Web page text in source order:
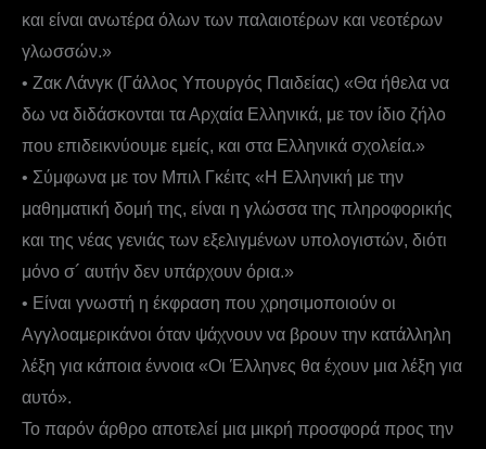
και είναι ανωτέρα όλων των παλαιοτέρων και νεοτέρων
γλωσσών.»
• Ζακ Λάνγκ (Γάλλος Υπουργός Παιδείας) «Θα ήθελα να
δω να διδάσκονται τα Αρχαία Ελληνικά, με τον ίδιο ζήλο
που επιδεικνύουμε εμείς, και στα Ελληνικά σχολεία.»
• Σύμφωνα με τον Μπιλ Γκέιτς «Η Ελληνική με την
μαθηματική δομή της, είναι η γλώσσα της πληροφορικής
και της νέας γενιάς των εξελιγμένων υπολογιστών, διότι
μόνο σ´ αυτήν δεν υπάρχουν όρια.»
• Είναι γνωστή η έκφραση που χρησιμοποιούν οι
Αγγλοαμερικάνοι όταν ψάχνουν να βρουν την κατάλληλη
λέξη για κάποια έννοια «Οι Έλληνες θα έχουν μια λέξη για
αυτό».
Το παρόν άρθρο αποτελεί μια μικρή προσφορά προς την